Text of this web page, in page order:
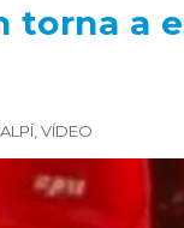
torna a
,VÍDEO